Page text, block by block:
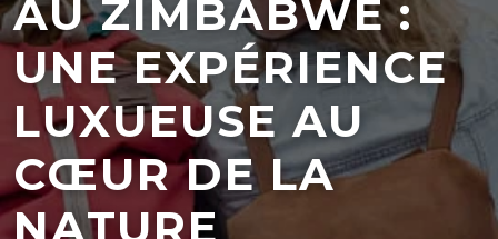
AU ZIMBABWE :
UNE EXPÉRIENCE
LUXUEUSE AU
CŒUR DE LA
NATURE